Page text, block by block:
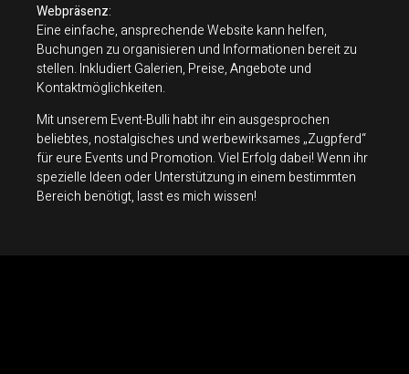
Webpräsenz:
Eine einfache, ansprechende Website kann helfen,
Buchungen zu organisieren und Informationen bereit zu
stellen. Inkludiert Galerien, Preise, Angebote und
Kontaktmöglichkeiten.
Mit unserem Event-Bulli habt ihr ein ausgesprochen
beliebtes, nostalgisches und werbewirksames „Zugpferd“
für eure Events und Promotion. Viel Erfolg dabei! Wenn ihr
spezielle Ideen oder Unterstützung in einem bestimmten
Bereich benötigt, lasst es mich wissen!